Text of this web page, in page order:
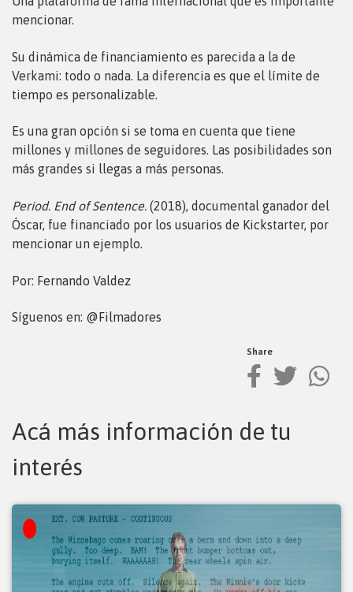
mencionar.
Su dinámica de financiamiento es parecida a la de
Verkami: todo o nada. La diferencia es que el límite de
tiempo es personalizable.
Es una gran opción si se toma en cuenta que tiene
millones y millones de seguidores. Las posibilidades son
más grandes si llegas a más personas.
Period. End of Sentence. (2018), documental ganador del
Óscar, fue financiado por los usuarios de Kickstarter, por
mencionar un ejemplo.
Por: Fernando Valdez
Síguenos en: @Filmadores
Share
Acá más información de tu
interés